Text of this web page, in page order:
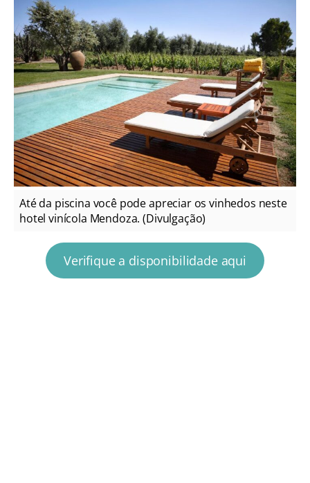
Até da piscina você pode apreciar os vinhedos neste
hotel vinícola Mendoza. (Divulgação)
Verifique a disponibilidade aqui